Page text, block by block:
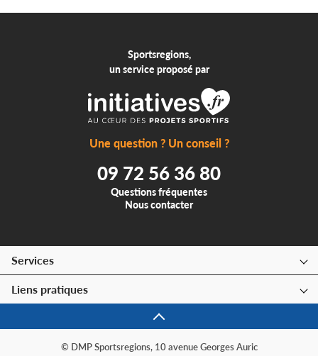
Sportsregions,
un service proposé par
Une question ? Un conseil ?
09 72 56 36 80
Questions fréquentes
Nous contacter
Services
Liens pratiques
© DMP Sportsregions, 10 avenue Georges Auric